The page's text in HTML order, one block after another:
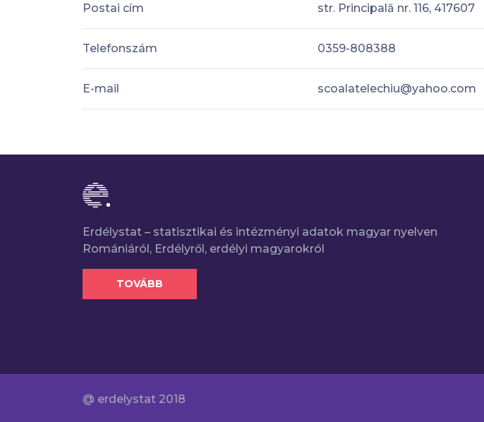
Postai cím str. Principală nr. 116, 417607
Telefonszám 0359-808388
E-mail scoalatelechiu@yahoo.com
Erdélystat – statisztikai és intézményi adatok magyar nyelven
Romániáról, Erdélyről, erdélyi magyarokról
TOVÁBB
@ erdelystat 2018